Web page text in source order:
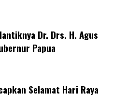
Dr. Drs. H. Agus
Papua
Selamat Hari Raya